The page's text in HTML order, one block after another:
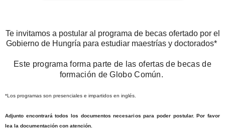
Te invitamos a postular al programa de becas ofertado por el
Gobierno de Hungría para estudiar maestrías y doctorados*
Este programa forma parte de las ofertasde becas de
formación deGlobo Común.
*Los programas son presenciales e impartidos en inglés.
Adjunto encontrará todos los documentos necesarios para poder postular. Por favor
lea la documentación con atención.